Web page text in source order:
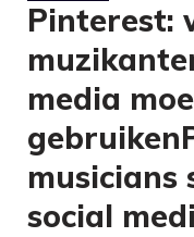
Pinterest:
media
musicians
social